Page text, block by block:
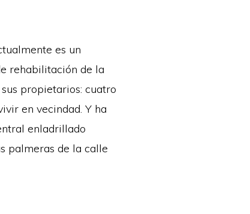
es un
rehabilitación de la
propietarios: cuatro
en vecindad. Y ha
enladrillado
palmeras de la calle